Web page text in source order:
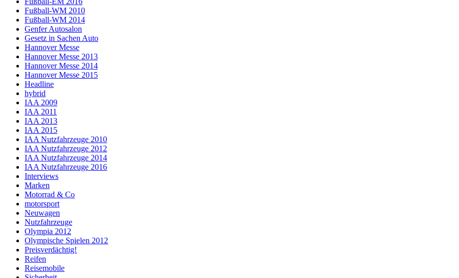
Fußball-WM 2010
Fußball-WM 2014
Genfer Autosalon
Gesetz in Sachen Auto
Hannover Messe
Hannover Messe 2013
Hannover Messe 2014
Hannover Messe 2015
Headline
hybrid
IAA 2009
IAA 2011
IAA 2013
IAA 2015
IAA Nutzfahrzeuge 2010
IAA Nutzfahrzeuge 2012
IAA Nutzfahrzeuge 2014
IAA Nutzfahrzeuge 2016
Interviews
Marken
Motorrad & Co
motorsport
Neuwagen
Nutzfahrzeuge
Olympia 2012
Olympische Spielen 2012
Preisverdächtig!
Reifen
Reisemobile